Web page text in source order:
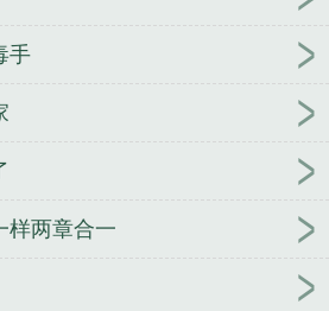
手
样两章合一